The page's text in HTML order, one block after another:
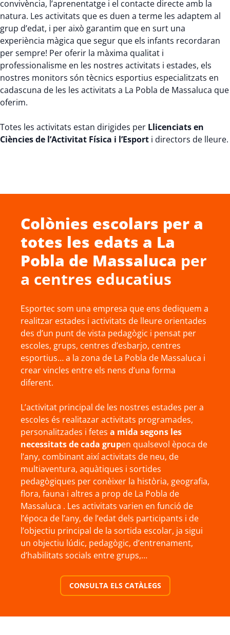
convivència, l’aprenentatge i el contacte directe amb la
natura. Les activitats que es duen a terme les adaptem al
grup d’edat, i per això garantim que en surt una
experiència màgica que segur que els infants recordaran
per sempre! Per oferir la màxima qualitat i
professionalisme en les nostres activitats i estades, els
nostres monitors són tècnics esportius especialitzats en
cadascuna de les les activitats a La Pobla de Massaluca que
oferim.
Totes les activitats estan dirigides per Llicenciats en
Ciències de l’Activitat Física i l’Esport i directors de lleure.
Colònies escolars per a
totes les edats a La
Pobla de Massaluca per
a centres educatius
Esportec som una empresa que ens dediquem a
realitzar estades i activitats de lleure orientades
des d’un punt de vista pedagògic i pensat per
escoles, grups, centres d’esbarjo, centres
esportius… a la zona de La Pobla de Massaluca i
crear vincles entre els nens d’una forma
diferent.
L’activitat principal de les nostres estades per a
escoles és realitazar activitats programades,
personalitzades i fetes a mida segons les
necessitats de cada grupen qualsevol època de
l’any, combinant així activitats de neu, de
multiaventura, aquàtiques i sortides
pedagògiques per conèixer la història, geografia,
flora, fauna i altres a prop de La Pobla de
Massaluca . Les activitats varien en funció de
l’época de l’any, de l’edat dels participants i de
l’objectiu principal de la sortida escolar, ja sigui
un objectiu lúdic, pedagògic, d’entrenament,
d’habilitats socials entre grups,…
CONSULTA ELS CATÀLEGS